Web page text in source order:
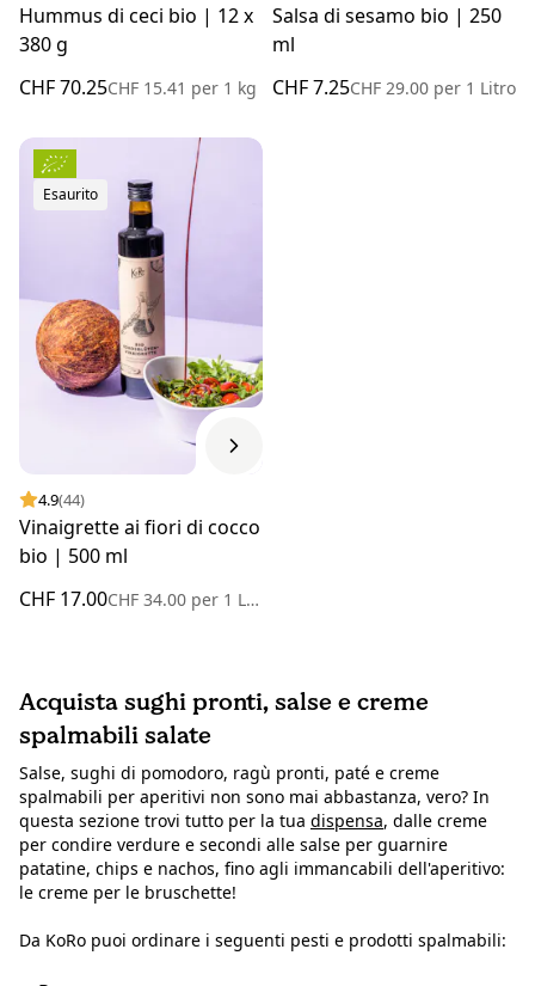
Hummus di ceci bio | 12 x
380 g
CHF 70.25CHF 15.41 per 1 kg
Salsa di sesamo bio | 250
ml
CHF 7.25CHF 29.00 per 1 Litro
Esaurito
4.9(44)
Vinaigrette ai fiori di cocco
bio | 500 ml
CHF 17.00CHF 34.00 per 1 Litro
Acquista sughi pronti, salse e creme
spalmabili salate
Salse, sughi di pomodoro, ragù pronti, paté e creme
spalmabili per aperitivi non sono mai abbastanza, vero? In
questa sezione trovi tutto per la tua dispensa, dalle creme
per condire verdure e secondi alle salse per guarnire
patatine, chips e nachos, fino agli immancabili dell'aperitivo:
le creme per le bruschette!
Da KoRo puoi ordinare i seguenti pesti e prodotti spalmabili: